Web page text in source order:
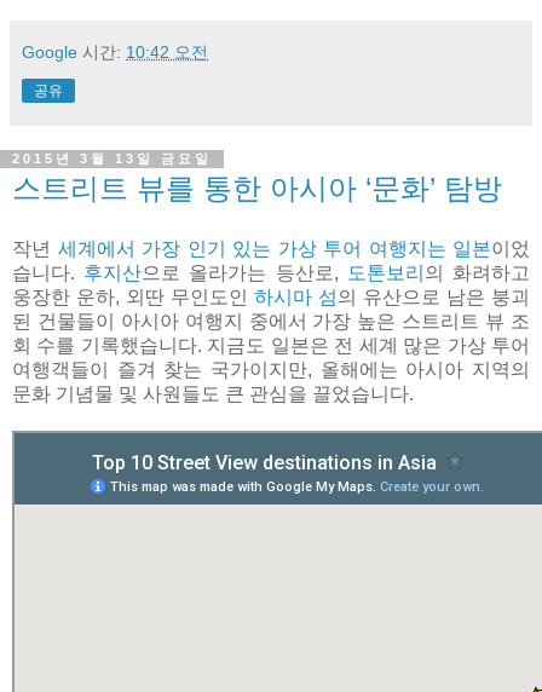
Google 시간: 10:42 오전
공유
2015년 3월 13일 금요일
스트리트 뷰를 통한 아시아 ‘문화’ 탐방
작년 세계에서 가장 인기 있는 가상 투어 여행지는 일본이었
습니다. 후지산으로 올라가는 등산로, 도톤보리 의 화려하고
웅장한 운하, 외딴 무인도인 하시마 섬의 유산으로 남은 붕괴
된 건물들이 아시아 여행지 중에서 가장 높은 스트리트 뷰 조
회 수를 기록했습니다. 지금도 일본은 전 세계 많은 가상 투어
여행객들이 즐겨 찾는 국가이지만, 올해에는 아시아 지역의
문화 기념물 및 사원들도 큰 관심을 끌었습니다.